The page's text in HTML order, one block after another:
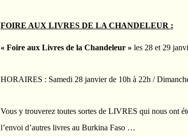
FOIRE AUX LIVRES DE LA CHANDELEUR :
« Foire aux Livres de la Chandeleur » les 28 et 29
HORAIRES : Samedi 28 janvier de 10h à 22h /
Vous y trouverez toutes sortes de LIVRES qui nous ont
l’envoi d’autres livres au Burkina Faso …